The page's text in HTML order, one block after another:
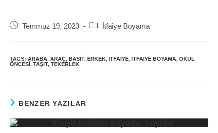
PostTemmuz 19, 2023
Post
İtfaiye Boyama
TAGS: ARABA, ARAÇ, BASIT, ERKEK, ITFAIYE, ITFAIYE BOYAMA, OKUL
ÖNCESI, TAŞIT, TEKERLEK
BENZER YAZILAR